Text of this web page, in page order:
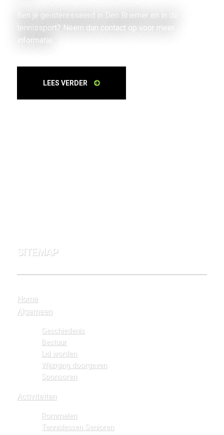
Ben je geïnteresseerd in Den Briemer en in de
tennissport? Neem dan contact op voor meer
informatie.
LEES VERDER
SITEMAP
Home
Algemeen
Geschiedenis
Bestuur
Lid worden
Wijziging doorgeven
Sponsoren
Activiteiten
Rommelen
Tennislessen Senioren